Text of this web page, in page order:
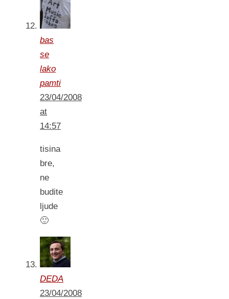
bas
se
lako
pamti
23/04/2008
at
14:57
tisina
bre,
ne
budite
ljude
🙂
DEDA
23/04/2008